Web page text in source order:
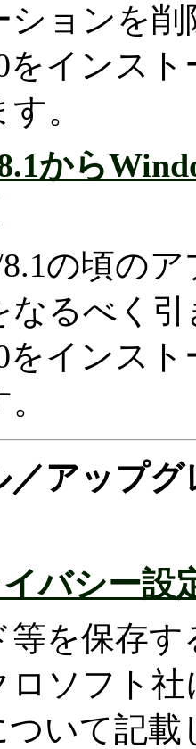
ションを
をインス
。
から
8.1の頃の
なるべく
をインス
／アップ
バシー設
等を保存す
ロソフト
ついて記載